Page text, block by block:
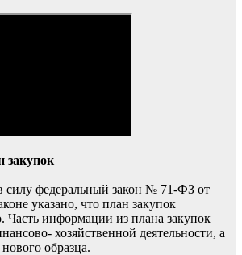
закупок
силу федеральный закон № 71-ФЗ от
указано, что план закупок
Часть информации из плана закупок
хозяйственной деятельности, а
образца.